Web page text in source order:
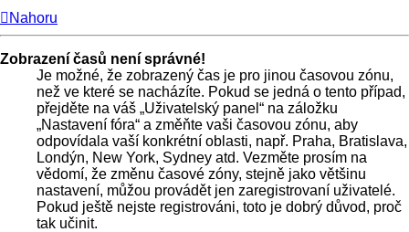
Nahoru
Zobrazení časů není správné!
Je možné, že zobrazený čas je pro jinou časovou zónu,
než ve které se nacházíte. Pokud se jedná o tento případ,
přejděte na váš „Uživatelský panel“ na záložku
„Nastavení fóra“ a změňte vaši časovou zónu, aby
odpovídala vaší konkrétní oblasti, např. Praha, Bratislava,
Londýn, New York, Sydney atd. Vezměte prosím na
vědomí, že změnu časové zóny, stejně jako většinu
nastavení, můžou provádět jen zaregistrovaní uživatelé.
Pokud ještě nejste registrováni, toto je dobrý důvod, proč
tak učinit.